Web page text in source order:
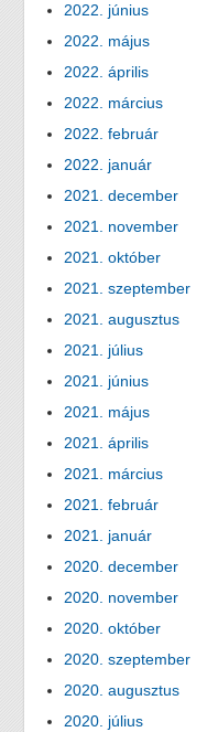
2022. június
2022. május
2022. április
2022. március
2022. február
2022. január
2021. december
2021. november
2021. október
2021. szeptember
2021. augusztus
2021. július
2021. június
2021. május
2021. április
2021. március
2021. február
2021. január
2020. december
2020. november
2020. október
2020. szeptember
2020. augusztus
2020. július